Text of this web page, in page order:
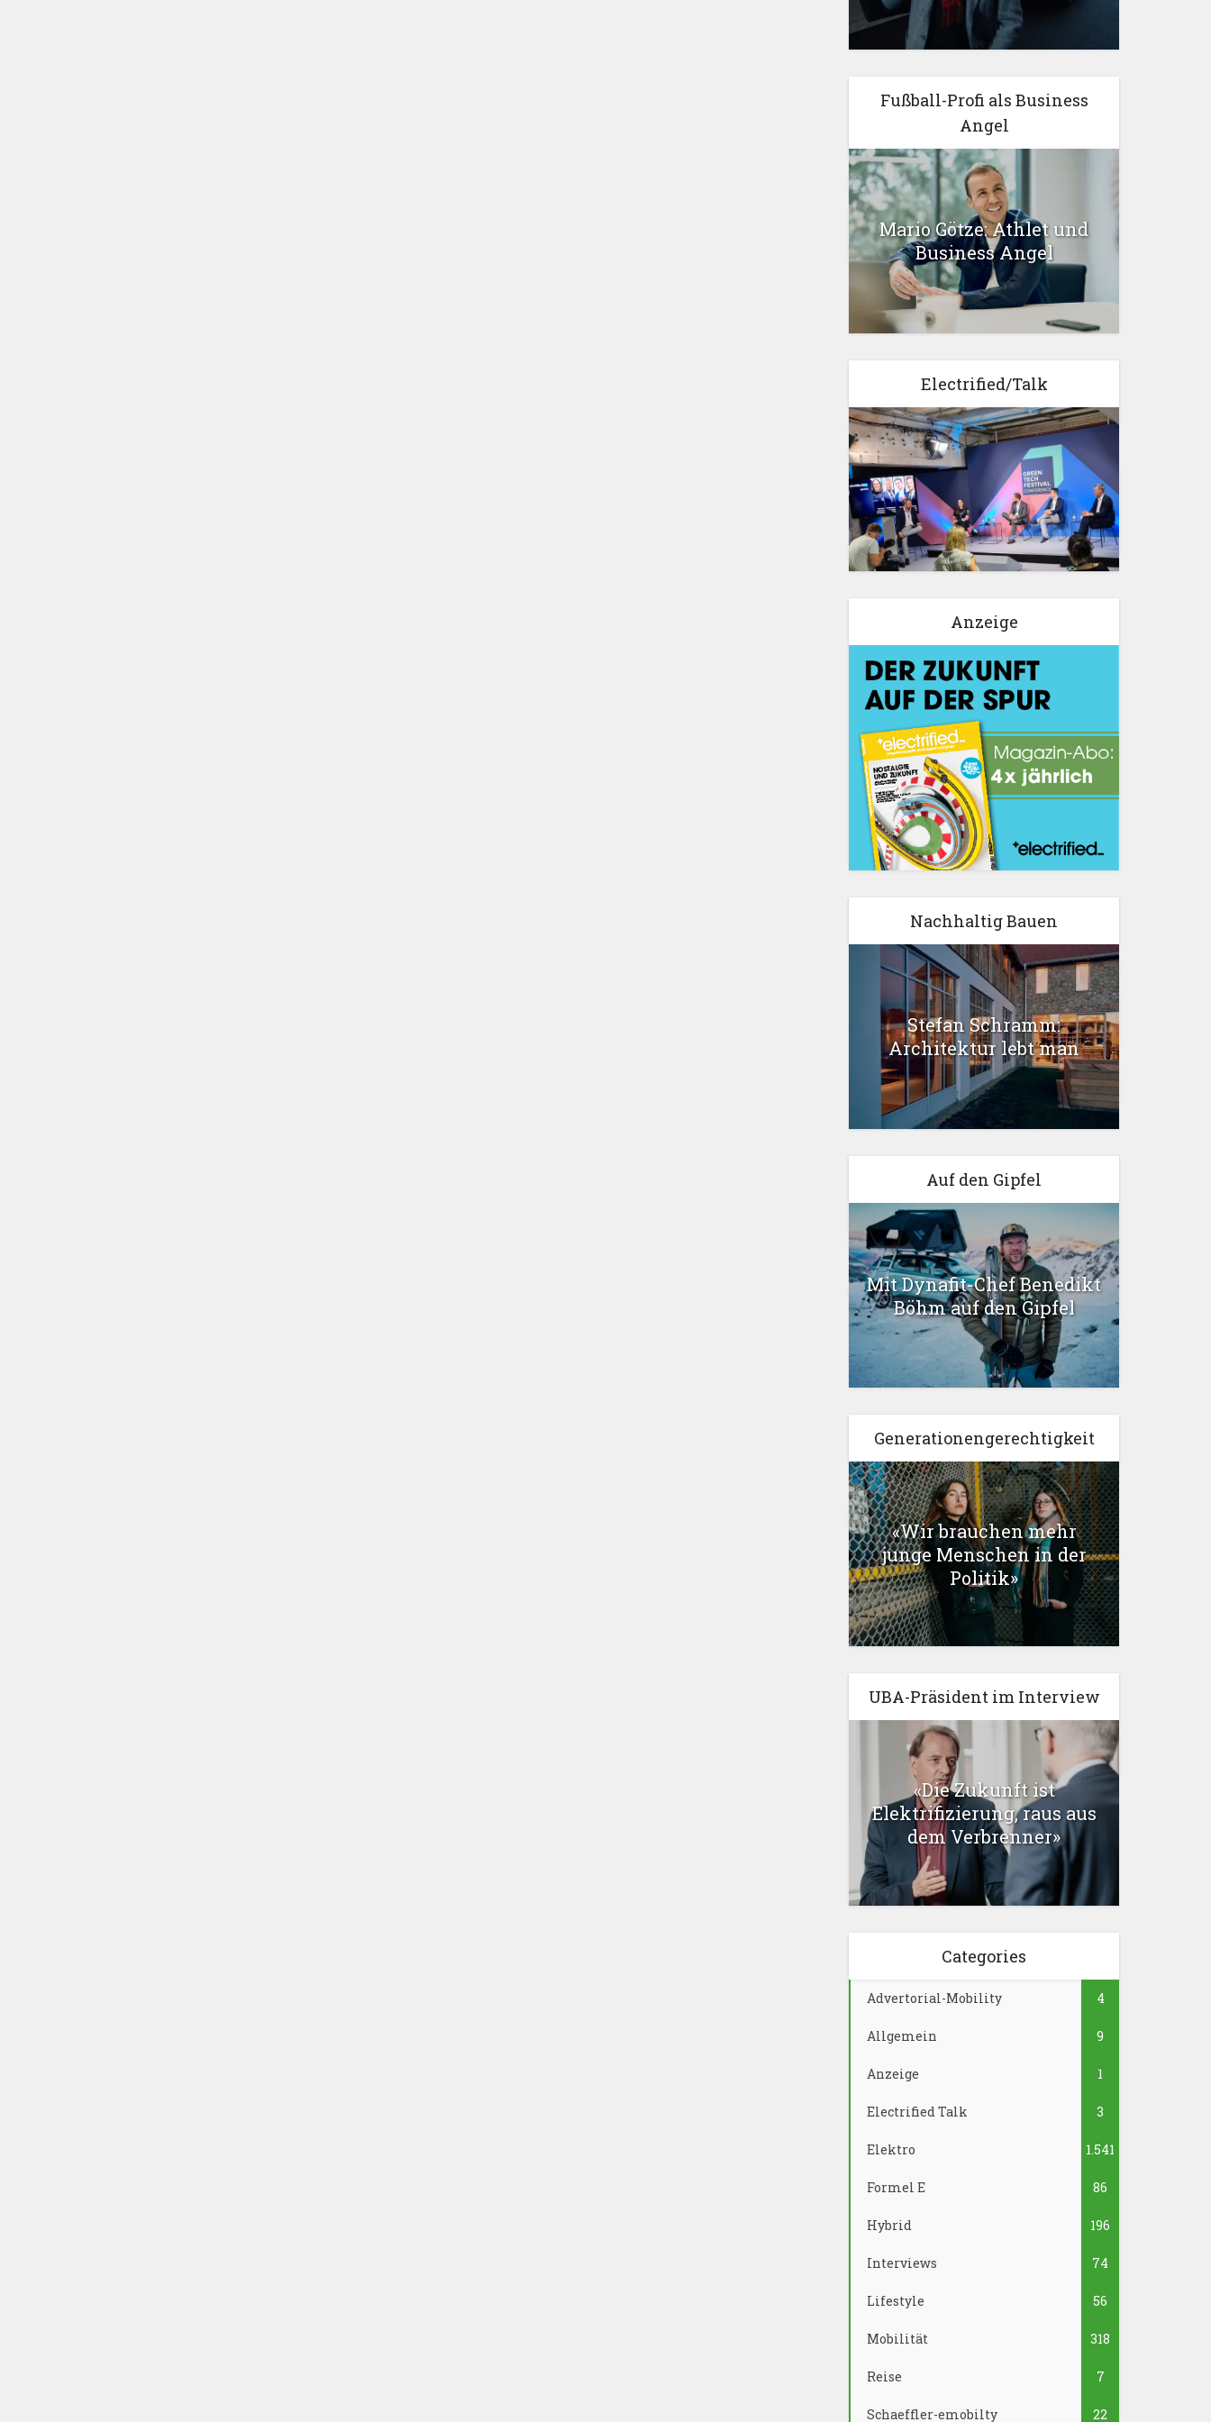
Fußball-Profi als Business
Angel
Mario Götze: Athlet und
Business Angel
Electrified/Talk
Anzeige
Nachhaltig Bauen
Stefan Schramm:
Architektur lebt man
Auf den Gipfel
Mit Dynafit-Chef Benedikt
Böhm auf den Gipfel
Generationengerechtigkeit
«Wir brauchen mehr
junge Menschen in der
Politik»
UBA-Präsident im Interview
«Die Zukunft ist
Elektrifizierung, raus aus
dem Verbrenner»
Categories
Advertorial-Mobility 4
Allgemein 9
Anzeige 1
Electrified Talk 3
Elektro 1.541
Formel E 86
Hybrid 196
Interviews 74
Lifestyle 56
Mobilität 318
Reise 7
Schaeffler-emobilty 22